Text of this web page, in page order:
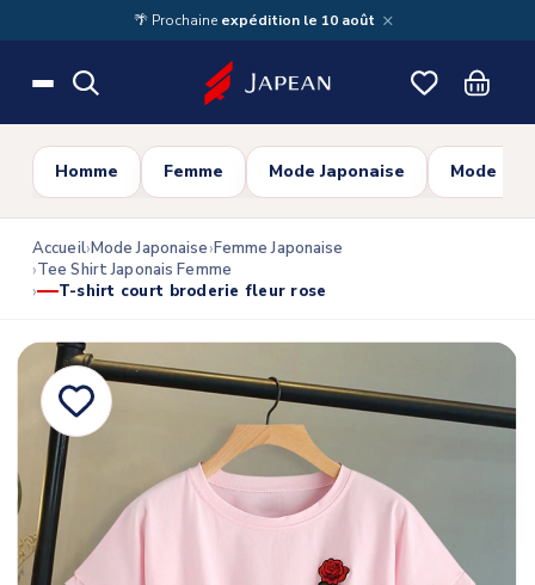
Skip to main content🌴 Prochaine expédition le 10 août ×
Homme Femme Mode Japonaise Mode
Accueil Mode Japonaise Femme Japonaise
Tee Shirt Japonais Femme
T-shirt court broderie fleur rose